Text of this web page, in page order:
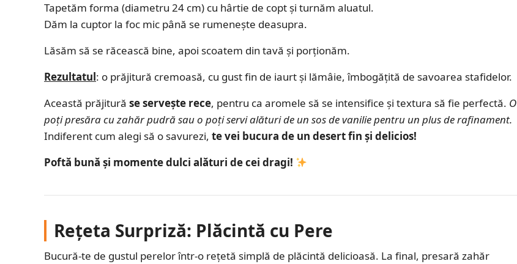
Tapetăm forma (diametru 24 cm) cu hârtie de copt și turnăm aluatul.
Dăm la cuptor la foc mic până se rumenește deasupra.
Lăsăm să se răcească bine, apoi scoatem din tavă și porționăm.
Rezultatul: o prăjitură cremoasă, cu gust fin de iaurt și lămâie, îmbogățită de savoarea stafidelor.
Această prăjitură se servește rece, pentru ca aromele să se intensifice și textura să fie perfectă. O
poți presăra cu zahăr pudră sau o poți servi alături de un sos de vanilie pentru un plus de rafinament.
Indiferent cum alegi să o savurezi, te vei bucura de un desert fin și delicios!
Poftă bună și momente dulci alături de cei dragi!
Rețeta Surpriză: Plăcintă cu Pere
Bucură-te de gustul perelor într-o rețetă simplă de plăcintă delicioasă. La final, presară zahăr